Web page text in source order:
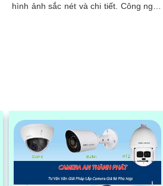
hình ảnh sắc nét và chi tiết. Công nghệ